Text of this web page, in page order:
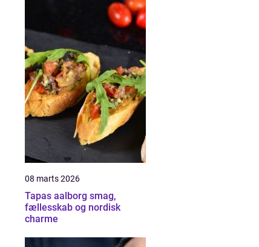
08 marts 2026
Tapas aalborg smag,
fællesskab og nordisk
charme